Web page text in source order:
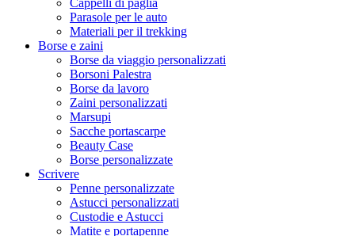
Parasole per le auto
Materiali per il trekking
Borse e zaini
Borse da viaggio personalizzati
Borsoni Palestra
Borse da lavoro
Zaini personalizzati
Marsupi
Sacche portascarpe
Beauty Case
Borse personalizzate
Scrivere
Penne personalizzate
Astucci personalizzati
Custodie e Astucci
Matite e portapenne